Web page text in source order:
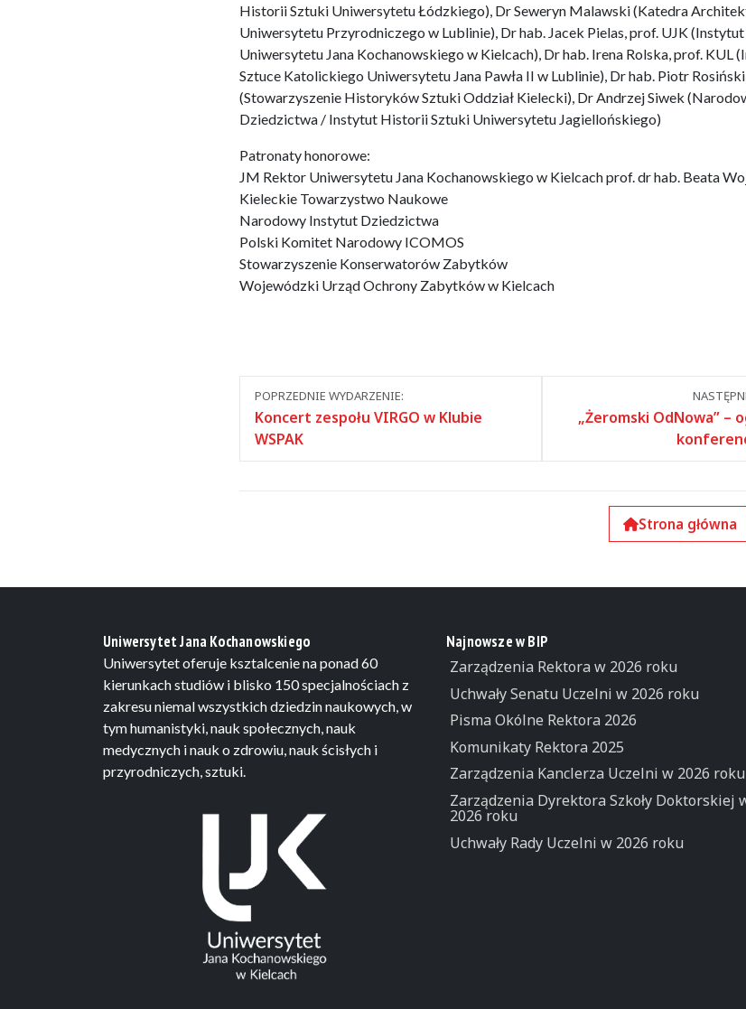
Historii Sztuki Uniwersytetu Łódzkiego), Dr Seweryn Malawski (Katedra
Uniwersytetu Przyrodniczego w Lublinie), Dr hab. Jacek Pielas, prof. UJK
Uniwersytetu Jana Kochanowskiego w Kielcach), Dr hab. Irena Rolska, prof. KUL
Sztuce Katolickiego Uniwersytetu Jana Pawła II w Lublinie), Dr hab. Piotr
(Stowarzyszenie Historyków Sztuki Oddział Kielecki), Dr Andrzej Siwek
Dziedzictwa / Instytut Historii Sztuki Uniwersytetu Jagiellońskiego)
Patronaty honorowe:
JM Rektor Uniwersytetu Jana Kochanowskiego w Kielcach prof. dr hab. Beata
Kieleckie Towarzystwo Naukowe
Narodowy Instytut Dziedzictwa
Polski Komitet Narodowy ICOMOS
Stowarzyszenie Konserwatorów Zabytków
Wojewódzki Urząd Ochrony Zabytków w Kielcach
Nawigacja
między
POPRZEDNIE WYDARZENIE:
Koncert zespołu VIRGO w Klubie
WSPAK
„Żeromski OdNowa” –
Strona główna
Uniwersytet Jana Kochanowskiego
Uniwersytet oferuje ksztalcenie na ponad 60
kierunkach studiów i blisko 150 specjalnościach z
zakresu niemal wszystkich dziedzin naukowych, w
tym humanistyki, nauk społecznych, nauk
medycznych i nauk o zdrowiu, nauk ścisłych i
przyrodniczych, sztuki.
Najnowsze w BIP
Zarządzenia Rektora w 2026 roku
Uchwały Senatu Uczelni w 2026 roku
Pisma Okólne Rektora 2026
Komunikaty Rektora 2025
Zarządzenia Kanclerza Uczelni w 2026 roku
Zarządzenia Dyrektora Szkoły Doktorskiej
2026 roku
Uchwały Rady Uczelni w 2026 roku